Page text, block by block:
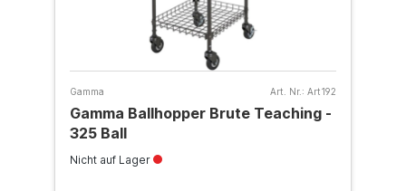
Gamma Art. Nr.: Art192
Gamma Ballhopper Brute Teaching -
325 Ball
Nicht auf Lager